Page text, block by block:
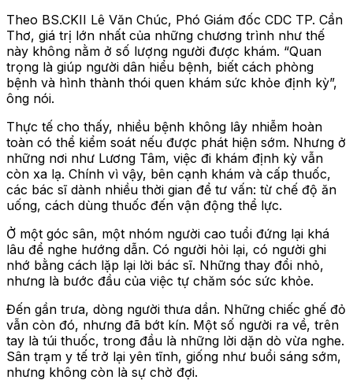
Theo BS.CKII Lê Văn Chúc, Phó Giám đốc CDC TP. Cần
Thơ, giá trị lớn nhất của những chương trình như thế
này không nằm ở số lượng người được khám. “Quan
trọng là giúp người dân hiểu bệnh, biết cách phòng
bệnh và hình thành thói quen khám sức khỏe định kỳ”,
ông nói.
Thực tế cho thấy, nhiều bệnh không lây nhiễm hoàn
toàn có thể kiểm soát nếu được phát hiện sớm. Nhưng ở
những nơi như Lương Tâm, việc đi khám định kỳ vẫn
còn xa lạ. Chính vì vậy, bên cạnh khám và cấp thuốc,
các bác sĩ dành nhiều thời gian để tư vấn: từ chế độ ăn
uống, cách dùng thuốc đến vận động thể lực.
Ở một góc sân, một nhóm người cao tuổi đứng lại khá
lâu để nghe hướng dẫn. Có người hỏi lại, có người ghi
nhớ bằng cách lặp lại lời bác sĩ. Những thay đổi nhỏ,
nhưng là bước đầu của việc tự chăm sóc sức khỏe.
Đến gần trưa, dòng người thưa dần. Những chiếc ghế đỏ
vẫn còn đó, nhưng đã bớt kín. Một số người ra về, trên
tay là túi thuốc, trong đầu là những lời dặn dò vừa nghe.
Sân trạm y tế trở lại yên tĩnh, giống như buổi sáng sớm,
nhưng không còn là sự chờ đợi.